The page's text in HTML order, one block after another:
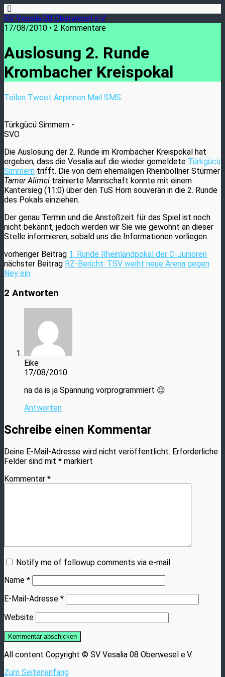
SV Vesalia 08 Oberwesel e.V.
17/08/2010 • 2 Kommentare
Auslosung 2. Runde
Krombacher Kreispokal
Teilen Tweet Anpinnen Mail SMS
Türkgücü Simmern -
SVO
Die Auslosung der 2. Runde im Krombacher Kreispokal hat
ergeben, dass die Vesalia auf die wieder gemeldete Türkgücü
Simmern trifft. Die von dem ehemaligen Rheinböllner Stürmer
Tamer Alimci trainierte Mannschaft konnte mit einem
Kantersieg (11:0) über den TuS Horn souverän in die 2. Runde
des Pokals einziehen.
Der genau Termin und die Anstoßzeit für das Spiel ist noch
nicht bekannt, jedoch werden wir Sie wie gewohnt an dieser
Stelle informieren, sobald uns die Informationen vorliegen.
vorheriger Beitrag 1. Runde Rheinlandpokal der C-Junioren
nächster Beitrag RZ-Bericht: TSV weiht neue Arena gegen
Ney ein
2 Antworten
Eike
17/08/2010
na da is ja Spannung vorprogrammiert 😉
Antworten
Schreibe einen Kommentar
Deine E-Mail-Adresse wird nicht veröffentlicht. Erforderliche
Felder sind mit * markiert
Kommentar *
Notify me of followup comments via e-mail
Name *
E-Mail-Adresse *
Website
All content Copyright © SV Vesalia 08 Oberwesel e.V.
Zum Seitenanfang